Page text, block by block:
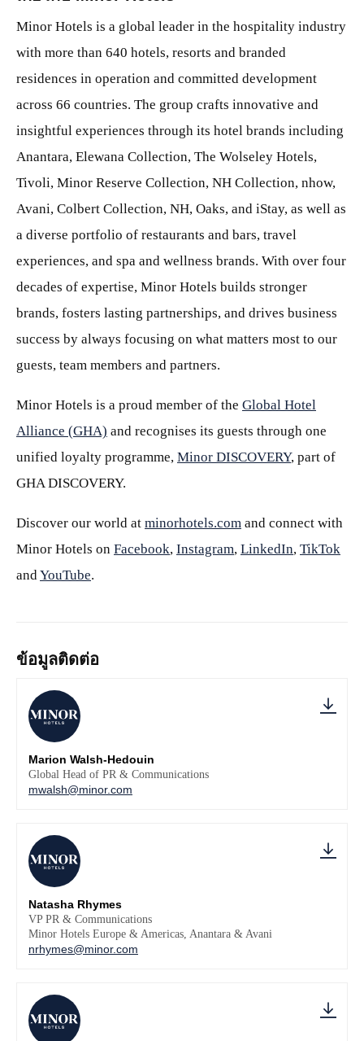
Minor Hotels is a global leader in the hospitality industry
with more than 640 hotels, resorts and branded
residences in operation and committed development
across 66 countries. The group crafts innovative and
insightful experiences through its hotel brands including
Anantara, Elewana Collection, The Wolseley Hotels,
Tivoli, Minor Reserve Collection, NH Collection, nhow,
Avani, Colbert Collection, NH, Oaks, and iStay, as well as
a diverse portfolio of restaurants and bars, travel
experiences, and spa and wellness brands. With over four
decades of expertise, Minor Hotels builds stronger
brands, fosters lasting partnerships, and drives business
success by always focusing on what matters most to our
guests, team members and partners.
Minor Hotels is a proud member of the Global Hotel
Alliance (GHA) and recognises its guests through one
unified loyalty programme, Minor DISCOVERY, part of
GHA DISCOVERY.
Discover our world at minorhotels.com and connect with
Minor Hotels on Facebook, Instagram, LinkedIn, TikTok
andYouTube.
ข้อมูลติดต่อ
Marion Walsh-Hedouin
Global Head of PR & Communications
mwalsh@minor.com
Natasha Rhymes
VP PR & Communications
Minor Hotels Europe & Americas, Anantara & Avani
nrhymes@minor.com